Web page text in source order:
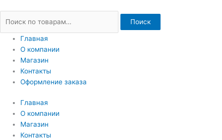
Поиск
Главная
О компании
Магазин
Контакты
Оформление заказа
Главная
О компании
Магазин
Контакты